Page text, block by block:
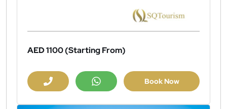
AED 1100(Starting From)
Book Now